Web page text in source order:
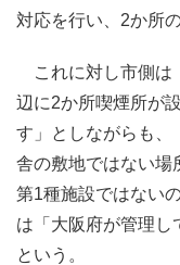
対応を行い、2か所
これに対し市側は
辺に2か所喫煙所が
す」としながらも、
舎の敷地ではない場
第1種施設ではない
は「大阪府が管理し
という。